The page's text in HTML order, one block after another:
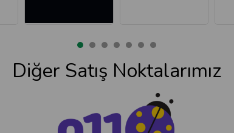
Diğer Satış Noktalarımız